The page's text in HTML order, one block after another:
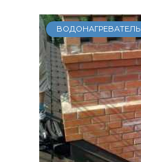
ВОДОНАГРЕВАТЕЛЬ